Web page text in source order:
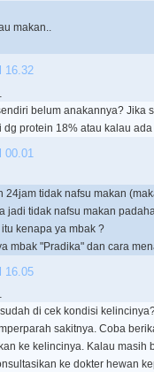
makan..
16.32
belum anakannya? Jika
protein 18% atau kalau
00.01
24jam tidak nafsu makan
jadi tidak nafsu makan
kenapa ya mbak ?
mbak "Pradika" dan cara
16.05
di cek kondisi
sakitnya. Coba
ke kelincinya. Kalau masih
ke dokter hewan